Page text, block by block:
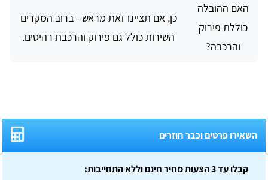
האם ההובלה
כוללת פירוק
והרכבה?
כן, אם תציינו זאת מראש - ברוב המקרים
השירות כולל גם פירוק והרכבת רהיטים.
השאירו פרטים וכבר חוזרים
קבלו עד 3 הצעות מחיר חינם וללא התחייבות: